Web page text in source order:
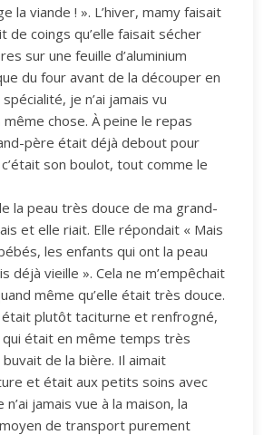
la viande ! ». L’hiver, mamy faisait
de coings qu’elle faisait sécher
sur une feuille d’aluminium
du four avant de la découper en
je n’ai jamais vu
chose. À peine le repas
père était déjà debout pour
son boulot, tout comme le
la peau très douce de ma grand-
et elle riait. Elle répondait « Mais
les enfants qui ont la peau
déjà vieille ». Cela ne m’empêchait
même qu’elle était très douce.
plutôt taciturne et renfrogné,
était en même temps très
de la bière. Il aimait
et était aux petits soins avec
jamais vue à la maison, la
de transport purement